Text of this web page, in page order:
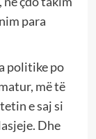
para
politike po
më të
e saj si
Dhe